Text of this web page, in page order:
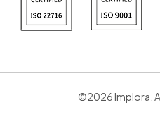
©2026 Implora.